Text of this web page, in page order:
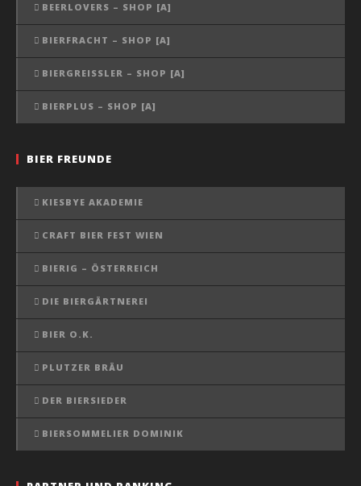
BEERLOVERS – SHOP [A]
BIERFRACHT – SHOP [A]
BIERGREISSLER – SHOP [A]
BIERPLUS – SHOP [A]
BIER FREUNDE
KIESBYE AKADEMIE
CRAFT BIER FEST WIEN
BIERIG – ÖSTERREICH
DIE BIERGÄRTNEREI
BIER O.K.
PLUTZER BRÄU
DER BIERSIEDER
BIERSOMMELIER DOMINIK